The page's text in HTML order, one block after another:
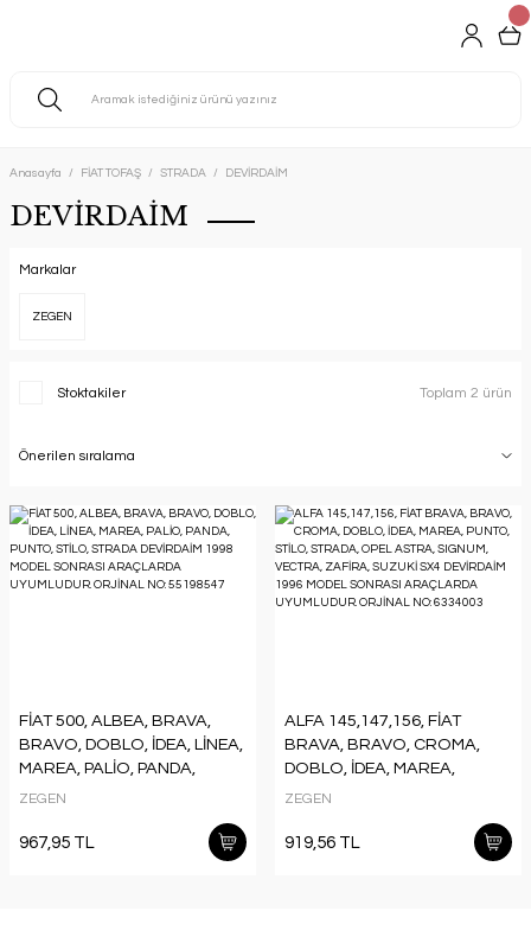
Anasayfa FİAT TOFAŞ STRADA DEVİRDAİM
DEVİRDAİM
Markalar
ZEGEN
Stoktakiler Toplam 2 ürün
FİAT 500, ALBEA, BRAVA,
BRAVO, DOBLO, İDEA, LİNEA,
MAREA, PALİO, PANDA,
PUNTO, STİLO, STRADA
SONRASI ARAÇLARDA
UYUMLUDUR. ORJİNAL NO:
ZEGEN
967,95 TL
ALFA 145,147,156, FİAT
BRAVA, BRAVO, CROMA,
DOBLO, İDEA, MAREA,
PUNTO, STİLO, STRADA,
VECTRA, ZAFİRA, SUZUKİ
SX4 DEVİRDAİM 1996 MODEL
ZEGEN
919,56 TL